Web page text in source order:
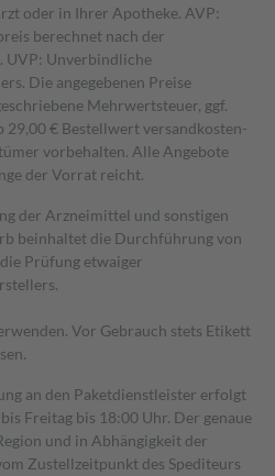
oder in Ihrer Apotheke. AVP:
berechnet nach der
Unverbindliche
Die angegebenen Preise
Mehrwertsteuer, ggf.
29,00 € Bestell­wert versand­kosten­
vorbehalten. Alle Angebote
der Vorrat reicht.
der Arzneimittel und sonstigen
beinhaltet die Durchführung von
Prüfung etwaiger
Vor Gebrauch stets Etikett
an den Paketdienstleister erfolgt
Freitag bis 18:00 Uhr. Der genaue
und in Abhängigkeit der
Zustellzeitpunkt des Spediteurs